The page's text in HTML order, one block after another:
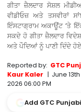
ਗੀਤਾ ਜ਼ੈਲਦਾਰ ਸੋਸ਼ਲ
ਵੀਡੀਓਜ਼ ਅਤੇ ਤਸਵੀਰਾਂ
ਇੰਸਟਾਗ੍ਰਾਮ ਅਕਾਊਂਟ ‘ਤੇ
ਸਕਦੇ ਹੋ ਗੀਤਾ ਜ਼ੈਲਦਾਰ
ਅਤੇ ਪੌਦਿਆਂ ਨੂੰ ਪਾਣੀ ਦਿੰਦੇ
Reported by: GTC
Kaur Kaler | June
2026 06:00 PM
Add GTC